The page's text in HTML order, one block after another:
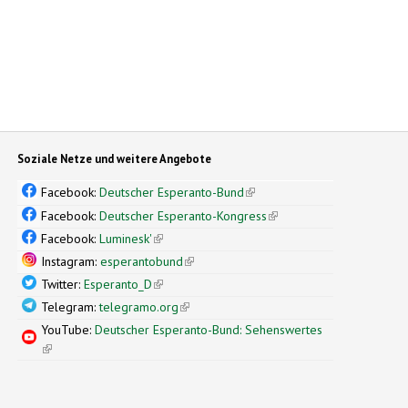
Soziale Netze und weitere Angebote
Facebook:Deutscher Esperanto-Bund(link is external)
Facebook:Deutscher Esperanto-Kongress(link is external)
Facebook:Luminesk'(link is external)
Instagram:esperantobund(link is external)
Twitter:Esperanto_D(link is external)
Telegram:telegramo.org(link is external)
YouTube:Deutscher Esperanto-Bund: Sehenswertes
(link is external)